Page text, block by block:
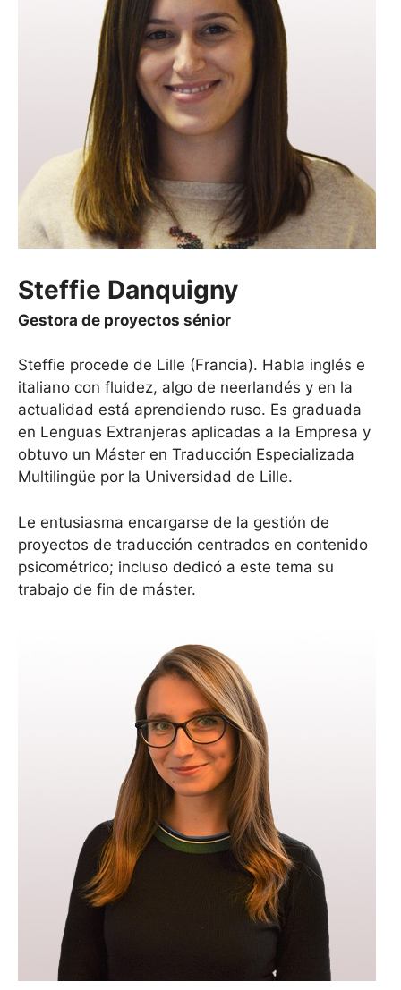
Steffie Danquigny
Gestora de proyectos sénior
Steffie procede de Lille (Francia). Habla inglés e
italiano con fluidez, algo de neerlandés y en la
actualidad está aprendiendo ruso. Es graduada
en Lenguas Extranjeras aplicadas a la Empresa y
obtuvo un Máster en Traducción Especializada
Multilingüe por la Universidad de Lille.
Le entusiasma encargarse de la gestión de
proyectos de traducción centrados en contenido
psicométrico; incluso dedicó a este tema su
trabajo de fin de máster.